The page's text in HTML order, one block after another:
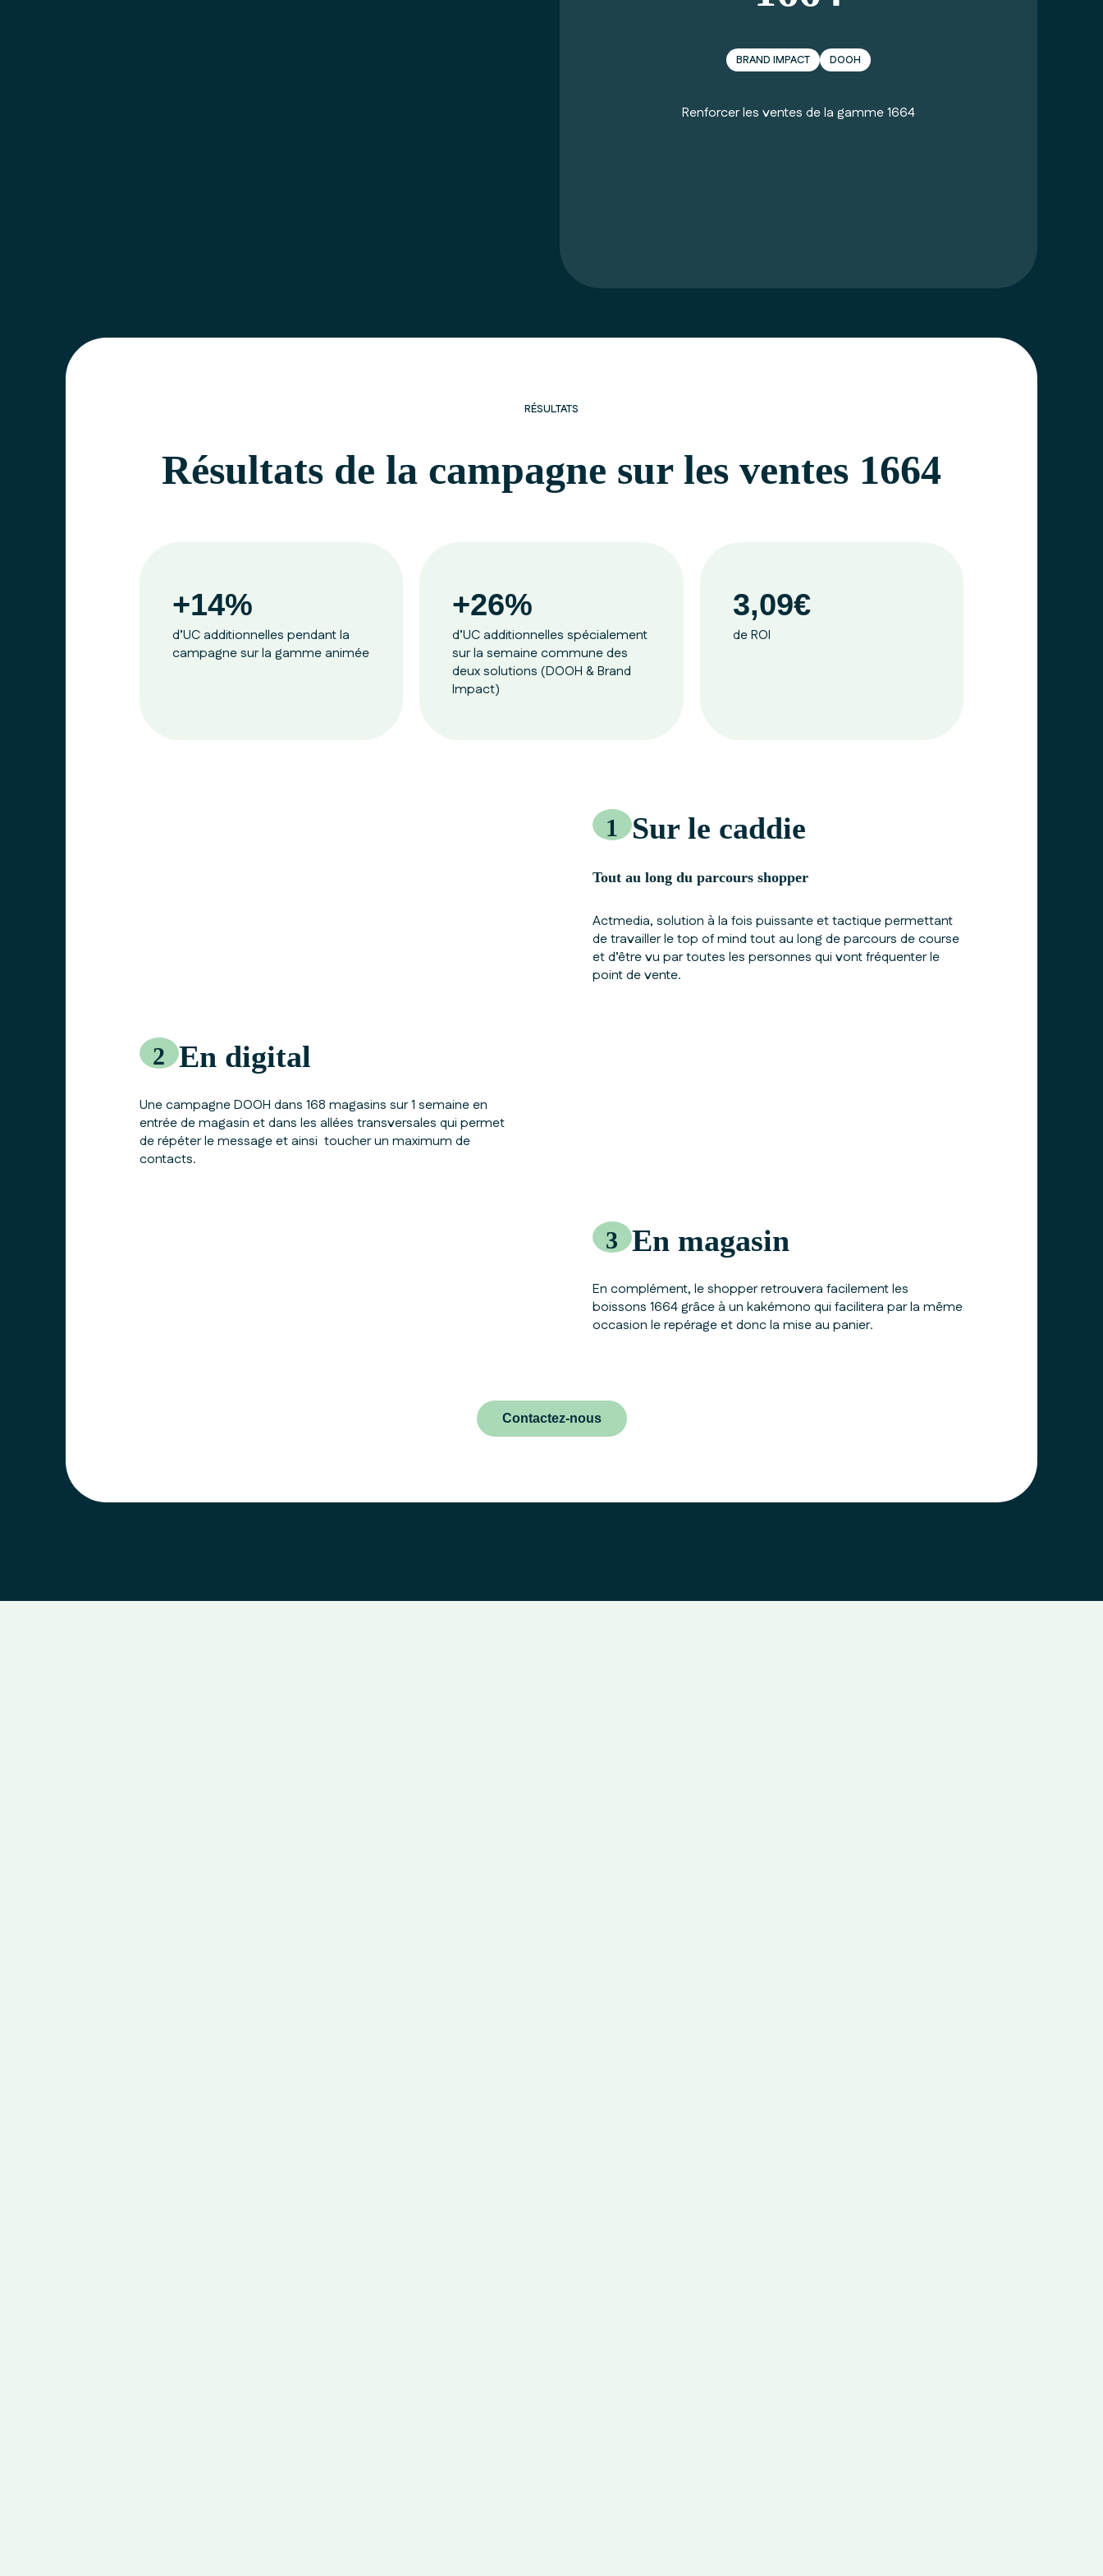
BRAND IMPACT DOOH
Renforcer les ventes de la gamme 1664
RÉSULTATS
Résultats de la campagne sur les ventes 1664
+14%
d’UC additionnelles pendant la
campagne sur la gamme animée
+26%
d’UC additionnelles spécialement
sur la semaine commune des
deux solutions (DOOH & Brand
Impact)
3,09€
de ROI
1 Sur le caddie
Tout au long du parcours shopper
Actmedia, solution à la fois puissante et tactique permettant
de travailler le top of mind tout au long de parcours de course
et d’être vu par toutes les personnes qui vont fréquenter le
point de vente.
2 En digital
Une campagne DOOH dans 168 magasins sur 1 semaine en
entrée de magasin et dans les allées transversales qui permet
de répéter le message et ainsi toucher un maximum de
contacts.
3 En magasin
En complément, le shopper retrouvera facilement les
boissons 1664 grâce à un kakémono qui facilitera par la même
occasion le repérage et donc la mise au panier.
Contactez-nous